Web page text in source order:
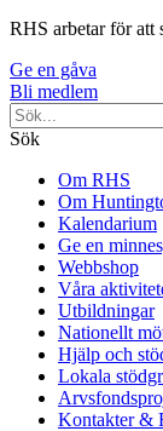
RHS arbetar för att
Ge en gåva
Bli medlem
Sök
Om RHS
Om
Kalendarium
Ge en
Webbshop
Våra
Utbildningar
Nationellt
Hjälp och
Lokala
Kontakter &